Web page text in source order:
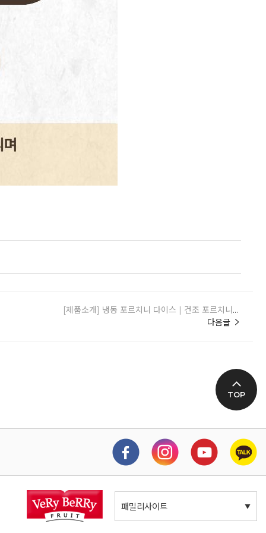
[제품소개] 냉동 포르치니 다이스 | 건조 포르치니에 비해 향이 뛰어나고 조직이 살아있어요!
다음글
TOP
패밀리사이트